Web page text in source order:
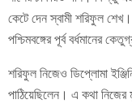
কেটে দেন স্বামী শরিফুল
পশ্চিমবঙ্গের পূর্ব বর্ধমানের
শরিফুল নিজেও ডিপ্লোমা
পাঠিয়েছিলেন। এ কথা